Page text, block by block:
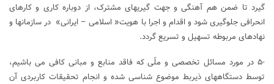
گیرد تا ضمن هم آهنگی و جهت گیریهای مشترک، از دوباره کاری و کارهای
انحرافی جلوگیری شود و اقدام و اجرا با هویت« اسلامی – ایرانی» در سازمانها و
نهادهای مربوطه تسهیل و تسریع گردد.
-۵ در مورد مسائل تخصصی و ملّی که فاقد منابع و مبانی کافی می باشیم،
توسط دستگاههای ذیربط موضوع شناسی شده و انجام تحقیقات کاربردی آن